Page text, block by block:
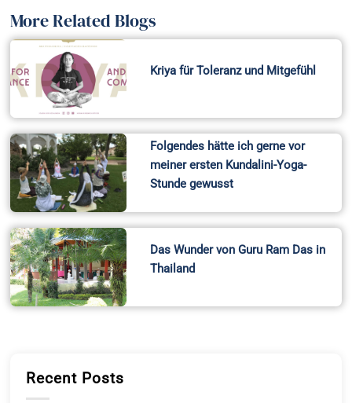
More Related Blogs
Kriya für Toleranz und Mitgefühl
Folgendes hätte ich gerne vor
meiner ersten Kundalini-Yoga-
Stunde gewusst
Das Wunder von Guru Ram Das in
Thailand
Recent Posts